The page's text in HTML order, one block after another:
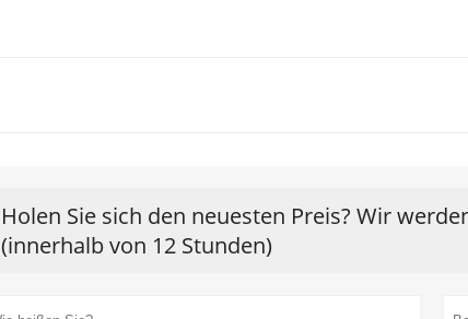
Holen Sie sich den neuesten Preis? Wir
(innerhalb von 12 Stunden)